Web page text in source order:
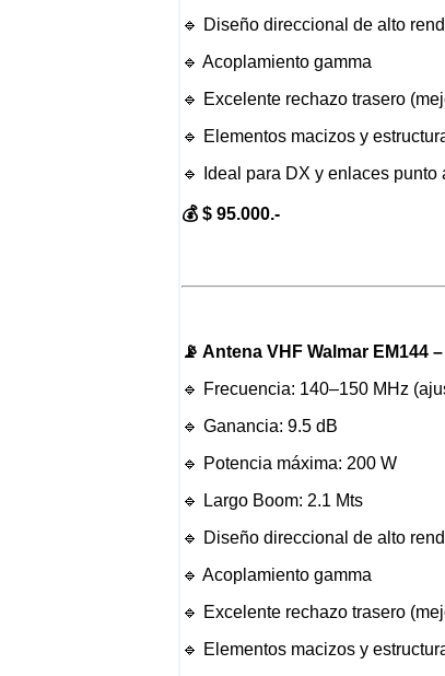
🔹 Diseño direccional de alto
🔹 Acoplamiento gamma
🔹 Excelente rechazo trasero
🔹 Elementos macizos y
🔹 Ideal para DX y enlaces punto
💰 $ 95.000.-
📡 Antena VHF Walmar EM144
🔹 Frecuencia: 140–150 MHz
🔹 Ganancia: 9.5 dB
🔹 Potencia máxima: 200 W
🔹 Largo Boom: 2.1 Mts
🔹 Diseño direccional de alto
🔹 Acoplamiento gamma
🔹 Excelente rechazo trasero
🔹 Elementos macizos y